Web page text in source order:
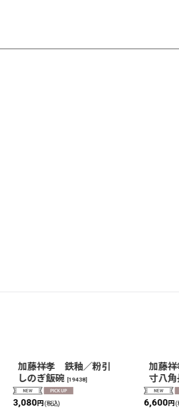
加藤祥孝 鉄釉／粉引
しのぎ飯碗 [19438]
3,080円 (税込)
加藤
寸八
6,600円 (